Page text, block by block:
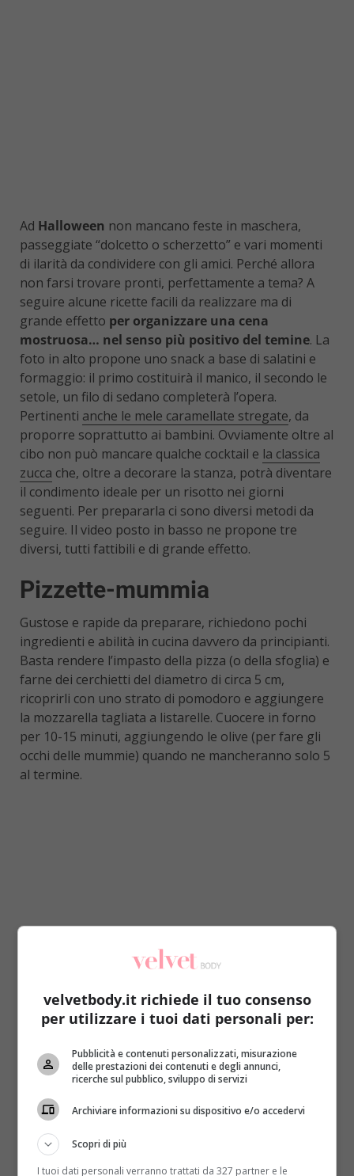
Ad Halloween non mancano feste in maschera,
passeggiate “dolcetto o scherzetto” e vari momenti
di ilarità da condividere con gli amici. Perché allora
non farsi trovare pronti, perfettamente a tema? A
seguire alcune ricette facili da realizzare ma di
grande effetto per organizzare una cena
mostruosa… nel senso più positivo del temine. La
foto in alto propone uno snack a base di salatini e
formaggio: il primo costituirà il manico, il secondo le
setole, un filo di sedano completerà l’opera.
Pertinenti anche le mele caramellate stregate, da
proporre soprattutto ai bambini. Ovviamente oltre al
cibo non può mancare qualche cocktail e la classica
zucca che, oltre a decorare la stanza, potrà diventare
il condimento ideale per un risotto nei giorni
seguenti. Per prepararla ci sono diversi metodi da
seguire. Il video posto in basso ne propone tre
diversi, tutti fattibili e di grande effetto.
Pizzette-mummia
Gustose e rapide da preparare, richiedono pochi
ingredienti e abilità in cucina davvero da principianti.
Basta rendere l’impasto della pizza (o della sfoglia) e
farne dei cerchietti del diametro di circa 5 cm,
ricoprirli con uno strato di pomodoro e aggiungere
la mozzarella tagliata a listarelle. Cuocere in forno
per 10-15 minuti, aggiungendo le olive (per fare gli
occhi delle mummie) quando ne mancheranno solo 5
al termine.
Biscotti-dita: obbligatorio
sbizzarrirsi con la fantasia
Ingredienti:
90 g di burro
velvetbody.it richiede il tuo consenso
per utilizzare i tuoi dati personali per:
Pubblicità e contenuti personalizzati, misurazione
delle prestazioni dei contenuti e degli annunci,
ricerche sul pubblico, sviluppo di servizi
Archiviare informazioni su dispositivo e/o accedervi
Scopri di più
I tuoi dati personali verranno trattati da 327 partner e le